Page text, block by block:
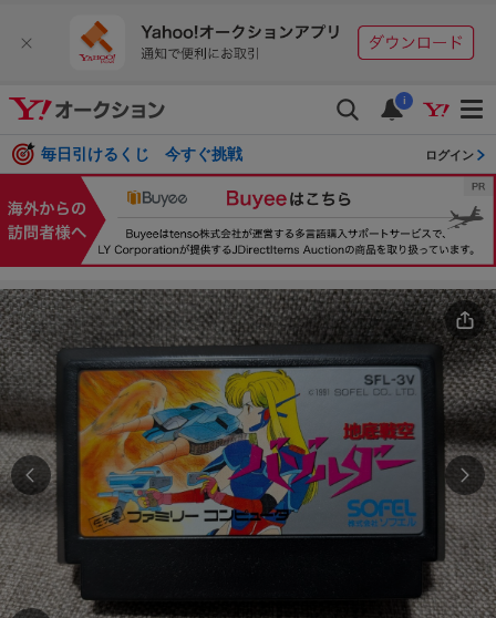
i
毎日引けるくじ 今すぐ挑戦 ログイン